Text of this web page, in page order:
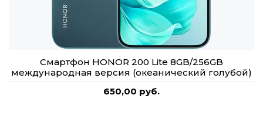
Смартфон HONOR 200 Lite 8GB/256GB
международная версия (океанический голубой)
650,00 руб.